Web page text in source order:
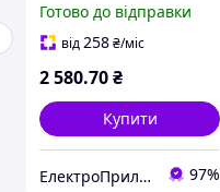
Готово до відправки
від258₴/міс
2 580.70₴
Купити
ЕлектроПриладТехСервіс 97%